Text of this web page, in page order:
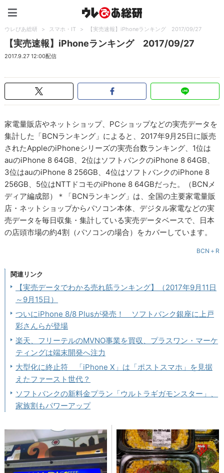
ウレぴあ総研 > スマホ・IT > 【実売速報】iPhoneランキング 2017/09/27
【実売速報】iPhoneランキング 2017/09/27
2017.9.27 12:00配信
家電量販店やネットショップ、PCショップなどの実売データを
集計した「BCNランキング」によると、2017年9月25日に販売
されたAppleのiPhoneシリーズの実売台数ランキング、1位は
auのiPhone 8 64GB、2位はソフトバンクのiPhone 8 64GB、
3位はauのiPhone 8 256GB、4位はソフトバンクのiPhone 8
256GB、5位はNTTドコモのiPhone 8 64GBだった。（BCNメ
ディア編成部）＊「BCNランキング」は、全国の主要家電量販
店・ネットショップからパソコン本体、デジタル家電などの実
売データを毎日収集・集計している実売データベースで、日本
の店頭市場の約4割（パソコンの場合）をカバーしています。
BCN＋R
関連リンク
【実売データでわかる売れ筋ランキング】（2017年9月11日
～9月15日）
ついにiPhone 8/8 Plusが発売！ ソフトバンク銀座に上戸
彩さんらが登場
楽天、フリーテルのMVNO事業を買収、プラスワン・マーケ
ティングは端末開発へ注力
大型化に終止符 「iPhone X」は「ポストスマホ」を見据
えたファースト世代？
ソフトバンクの新料金プラン「ウルトラギガモンスター」、
家族割もパワーアップ